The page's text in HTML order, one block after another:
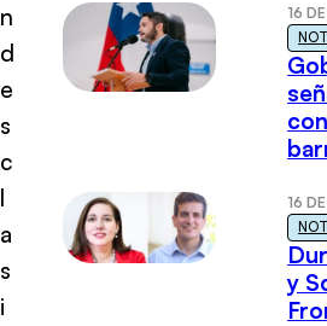
n
d
e
s
c
l
a
s
i
16
16
y